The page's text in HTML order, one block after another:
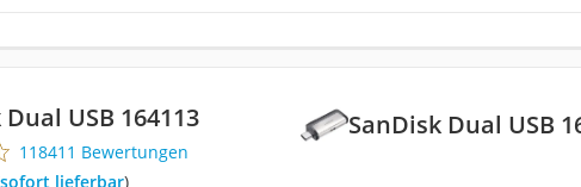
SanDisk Dual USB
USB 164113
118411 Bewertungen
Sofort lieferbar)